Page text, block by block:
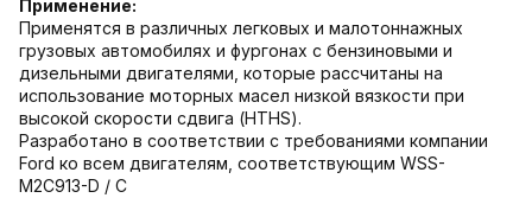
Применение:
Применятся в различных легковых и малотоннажных
грузовых автомобилях и фургонах с бензиновыми и
дизельными двигателями, которые рассчитаны на
использование моторных масел низкой вязкости при
высокой скорости сдвига (HTHS).
Разработано в соответствии с требованиями компании
Ford ко всем двигателям, соответствующим WSS-
M2C913-D / C